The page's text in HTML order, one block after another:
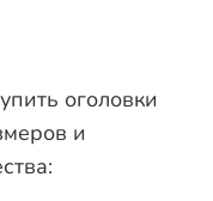
оголовки
и